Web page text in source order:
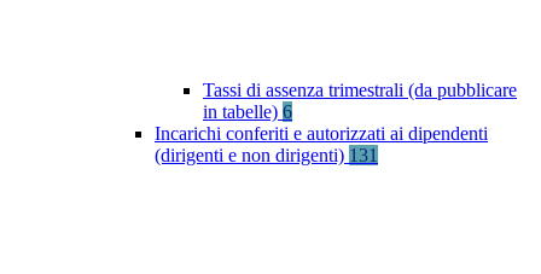
Tassi di assenza trimestrali (da pubblicare
in tabelle) 6
Incarichi conferiti e autorizzati ai dipendenti
(dirigenti e non dirigenti) 131